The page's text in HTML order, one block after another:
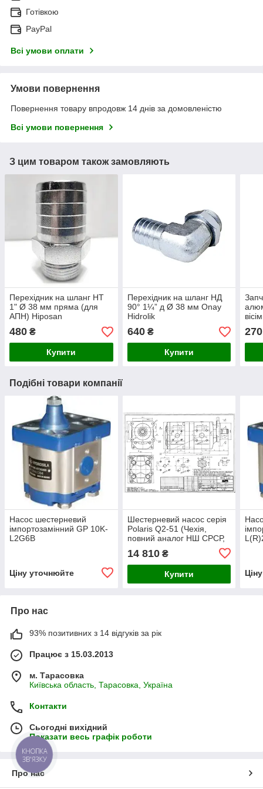
Готівкою
PayPal
Всі умови оплати
Умови повернення
Повернення товару впродовж 14 днів за домовленістю
Всі умови повернення
З цим товаром також замовляють
Перехідник на шланг НТ
1" Ø 38 мм пряма (для
АПН) Hiposan
480 ₴
Купити
Перехідник на шланг НД
90° 1¼” д Ø 38 мм Onay
Hidrolik
640₴
Купити
270
Подібні товари компанії
Насос шестерневий
імпортозамінний GP 10K-
L2G6B
Ціну уточнюйте
Шестерневий насос серія
Polaris Q2-51 (Чехія,
повний аналог НШ СРСР,
якісніший)Johostroj a.s
14 810₴
Купити
Про нас
93% позитивних з 14 відгуків за рік
Працює з 15.03.2013
м. Тарасовка
Київська область, Тарасовка, Україна
Контакти
Сьогодні вихідний
Показати весь графік роботи
Про нас
КНОПКА
ЗВ'ЯЗКУ